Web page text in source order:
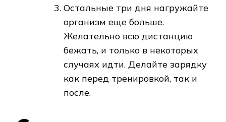
Остальные три дня нагружайте
организм еще больше.
Желательно всю дистанцию
бежать, и только в некоторых
случаях идти. Делайте зарядку
как перед тренировкой, так и
после.